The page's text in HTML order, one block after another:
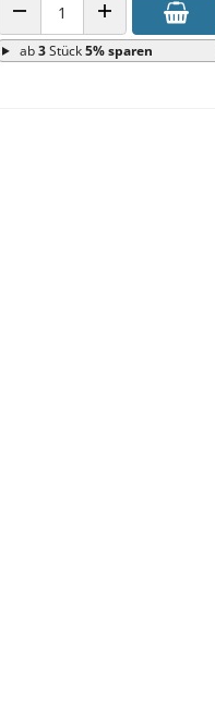
ANZAHL VERRINGERNANZAHL ERHÖHEN
ab3Stück5% sparen